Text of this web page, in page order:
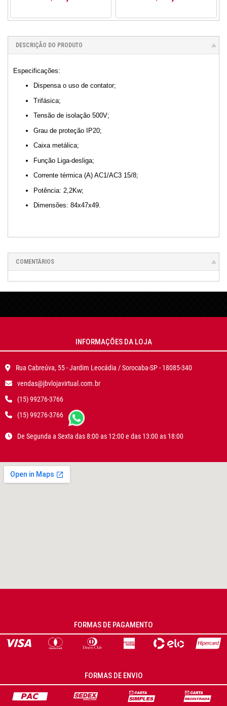
DESCRIÇÃO DO PRODUTO
Especificações:
Dispensa o uso de contator;
Trifásica;
Tensão de isolação 500V;
Grau de proteção IP20;
Caixa metálica;
Função Liga-desliga;
Corrente térmica (A) AC1/AC3 15/8;
Potência: 2,2Kw;
Dimensões: 84x47x49.
COMENTÁRIOS
INFORMAÇÕES DA LOJA
Rua Cabreúva, 55 - Jardim Leocádia / Sorocaba-SP - 18085-340
vendas@jbvlojavirtual.com.br
(15) 99276-3766
(15) 99276-3766
De Segunda a Sexta das 8:00 as 12:00 e das 13:00 as 18:00
FORMAS DE PAGAMENTO
FORMAS DE ENVIO